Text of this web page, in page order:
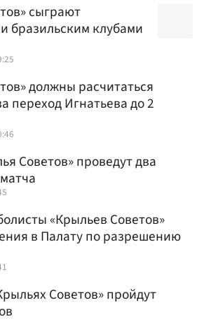
сыграют
бразильским клубами
должны расчитаться
переход Игнатьева до 2
Советов» проведут два
«Крыльев Советов»
в Палату по разрешению
Советов» пройдут